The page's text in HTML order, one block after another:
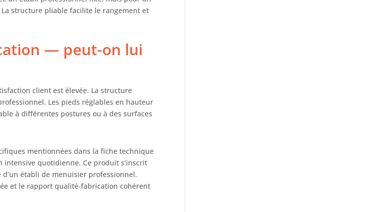
structure pliable facilite le rangement et
— peut-on lui
client est élevée. La structure
Les pieds réglables en hauteur
à différentes postures ou à des surfaces
mentionnées dans la fiche technique
quotidienne. Ce produit s’inscrit
établi de menuisier professionnel.
et le rapport qualité-fabrication cohérent